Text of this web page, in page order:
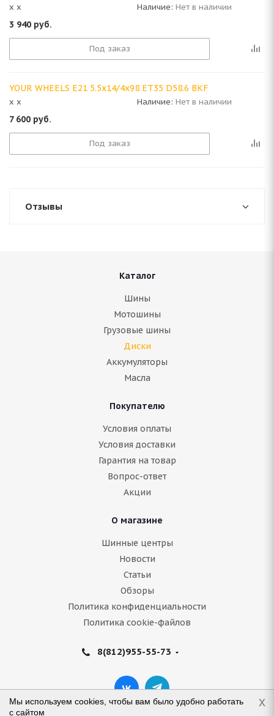
x x Наличие: Нет в наличии
3 940 руб.
Под заказ
YOUR WHEELS E21 5.5x14/4x98 ET35 D58.6 BKF
x x Наличие: Нет в наличии
7 600 руб.
Под заказ
Отзывы
Каталог
Шины
Мотошины
Грузовые шины
Диски
Аккумуляторы
Масла
Покупателю
Условия оплаты
Условия доставки
Гарантия на товар
Вопрос-ответ
Акции
О магазине
Шинные центры
Новости
Статьи
Обзоры
Политика конфиденциальности
Политика cookie-файлов
8(812)955-55-73
Мы используем cookies, чтобы вам было удобно работать
с сайтом
x